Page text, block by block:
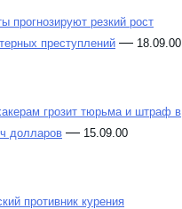
прогнозируют резкий рост
преступлений — 18.09.00
грозит тюрьма и штраф в
долларов — 15.09.00
противник курения